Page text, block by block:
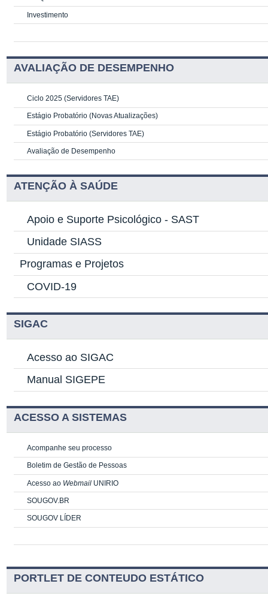
Investimento
AVALIAÇÃO DE DESEMPENHO
Ciclo 2025 (Servidores TAE)
Estágio Probatório (Novas Atualizações)
Estágio Probatório (Servidores TAE)
Avaliação de Desempenho
ATENÇÃO À SAÚDE
Apoio e Suporte Psicológico - SAST
Unidade SIASS
Programas e Projetos
COVID-19
SIGAC
Acesso ao SIGAC
Manual SIGEPE
ACESSO A SISTEMAS
Acompanhe seu processo
Boletim de Gestão de Pessoas
Acesso ao Webmail UNIRIO
SOUGOV.BR
SOUGOV LÍDER
PORTLET DE CONTEUDO ESTÁTICO